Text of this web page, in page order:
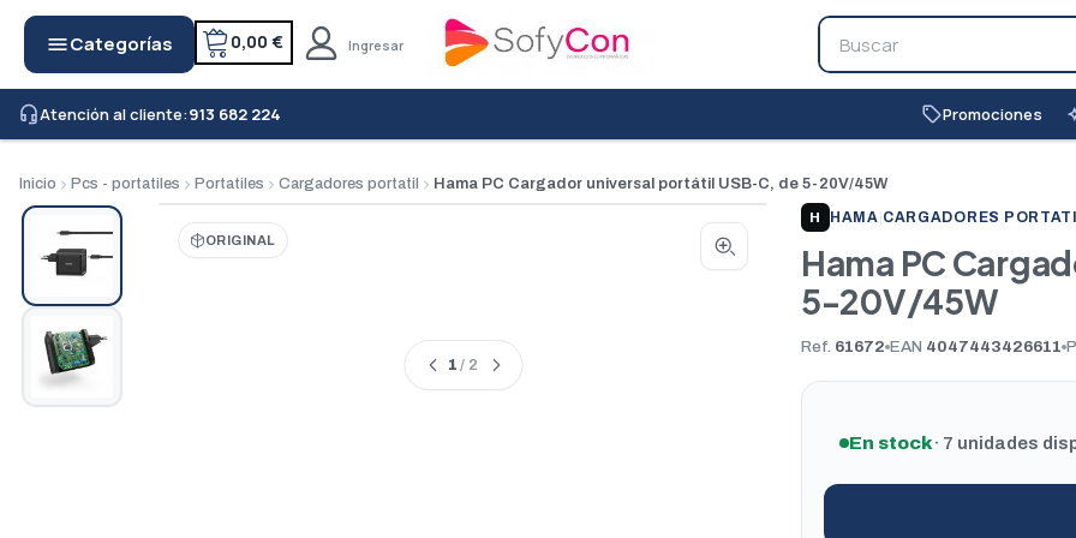
menuCategorías 0,00 € Ingresar
headset_micAtención al cliente:913 682 224 local_offerPromociones
Inicio Pcs - portatiles Portatiles Cargadores portatil Hama PC Cargador universal portátil USB-C, de 5-20V/45W
ORIGINAL
1 / 2
H HAMA CARGADORES
Hama PC
5-20V/45W
Ref. 61672 EAN 4047443426611
En stock· 7 unidades